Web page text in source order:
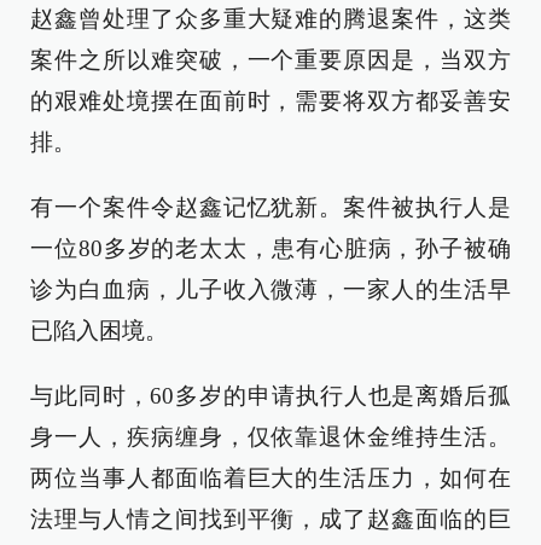
赵鑫曾处理了众多重大疑难的腾退案件，这类
案件之所以难突破，一个重要原因是，当双方
的艰难处境摆在面前时，需要将双方都妥善安
排。
有一个案件令赵鑫记忆犹新。案件被执行人是
一位80多岁的老太太，患有心脏病，孙子被确
诊为白血病，儿子收入微薄，一家人的生活早
已陷入困境。
与此同时，60多岁的申请执行人也是离婚后孤
身一人，疾病缠身，仅依靠退休金维持生活。
两位当事人都面临着巨大的生活压力，如何在
法理与人情之间找到平衡，成了赵鑫面临的巨